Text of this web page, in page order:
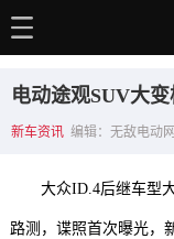
电动百科
电动途观SUV大
新车资讯 编辑：无敌电动
大众ID.4后继车型
路测，谍照首次曝光，